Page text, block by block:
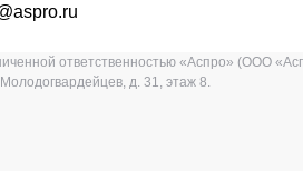
ответственностью «Аспро» (ООО
д. 31, этаж 8.